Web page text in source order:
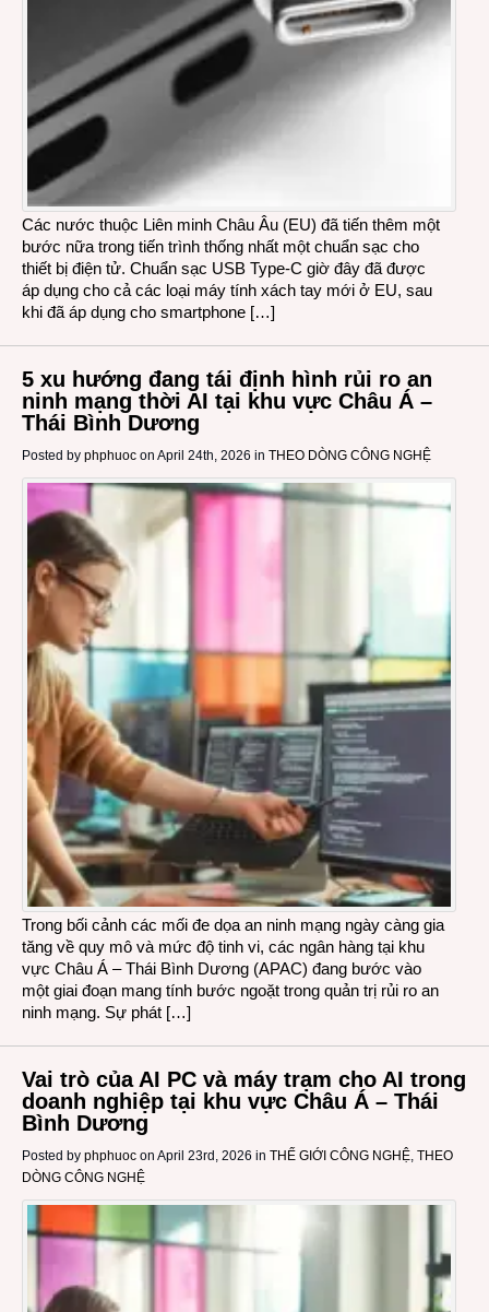
Các nước thuộc Liên minh Châu Âu (EU) đã tiến thêm một
bước nữa trong tiến trình thống nhất một chuẩn sạc cho
thiết bị điện tử. Chuẩn sạc USB Type-C giờ đây đã được
áp dụng cho cả các loại máy tính xách tay mới ở EU, sau
khi đã áp dụng cho smartphone […]
5 xu hướng đang tái định hình rủi ro an
ninh mạng thời AI tại khu vực Châu Á –
Thái Bình Dương
Posted by phphuoc on April 24th, 2026 in THEO DÒNG CÔNG NGHỆ
Trong bối cảnh các mối đe dọa an ninh mạng ngày càng gia
tăng về quy mô và mức độ tinh vi, các ngân hàng tại khu
vực Châu Á – Thái Bình Dương (APAC) đang bước vào
một giai đoạn mang tính bước ngoặt trong quản trị rủi ro an
ninh mạng. Sự phát […]
Vai trò của AI PC và máy trạm cho AI trong
doanh nghiệp tại khu vực Châu Á – Thái
Bình Dương
Posted by phphuoc on April 23rd, 2026 in THẾ GIỚI CÔNG NGHỆ THEO
DÒNG CÔNG NGHỆ